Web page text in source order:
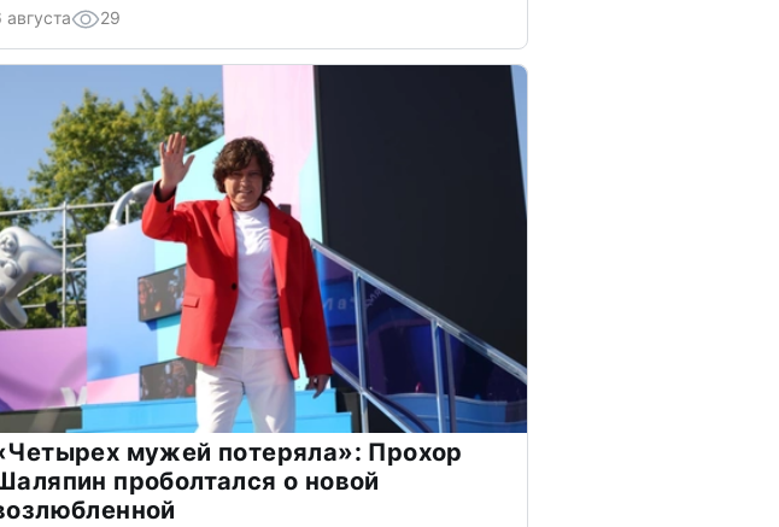
августа 29
мужей потеряла»: Прохор
проболтался о новой